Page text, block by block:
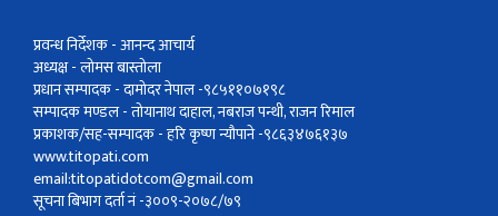
प्रवन्ध निर्देशक - आनन्द आचार्य
अध्यक्ष - लोमस बास्तोला
प्रधान सम्पादक - दामोदर नेपाल -९८५११०७१९८
सम्पादक मण्डल - तोयानाथ दाहाल, नबराज पन्थी, राजन रिमाल
प्रकाशक/सह-सम्पादक - हरि कृष्ण न्यौपाने -९८६३४७६१३७
www.titopati.com
email:titopatidotcom@gmail.com
सूचना बिभाग दर्ता नं -३००९-२०७८/७९